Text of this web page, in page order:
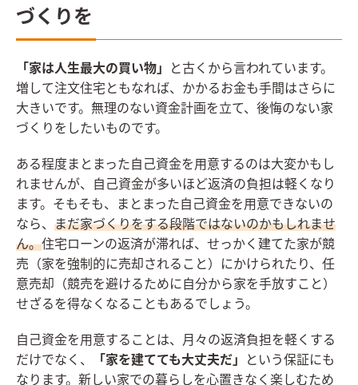
づくりを
「家は人生最大の買い物」
と古くから言われています。
増して注文住宅ともなれば、かかるお金も手間はさらに
大きいです。無理のない資金計画を立て、後悔のない家
づくりをしたいものです。
ある程度まとまった自己資金を用意するのは大変かもし
れませんが、自己資金が多いほど返済の負担は軽くなり
ます。そもそも、まとまった自己資金を用意できないの
なら、 まだ家づくりをする段階ではないのかもしれませ
ん。住宅ローンの返済が滞れば、せっかく建てた家が競
売（家を強制的に売却されること）にかけられたり、任
意売却（競売を避けるために自分から家を手放すこと）
せざるを得なくなることもあるでしょう。
自己資金を用意することは、月々の返済負担を軽くする
だけでなく、
「家を建てても大丈夫だ」
という保証にも
なります。新しい家での暮らしを心置きなく楽しむため